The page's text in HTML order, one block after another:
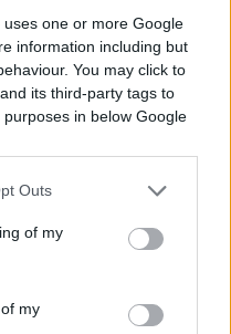
one or more Google
information including but
You may click to
its third-party tags to
in below Google
Outs
of my
my
una cautela in più
controllo dovrebbe
ma anche
di indipendenza,
controlla dipende
da chi è
questa
la Corte dei conti